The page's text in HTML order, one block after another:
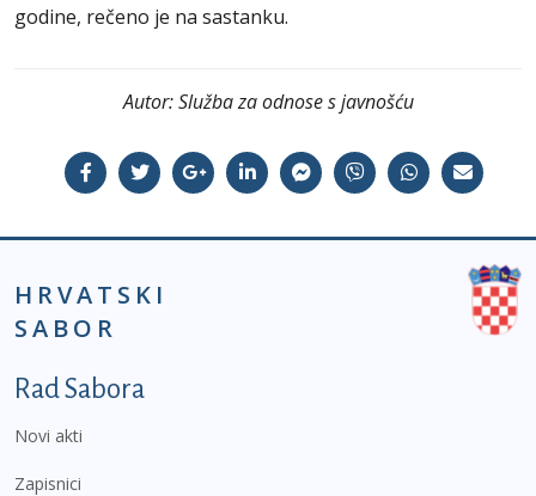
godine, rečeno je na sastanku.
Autor: Služba za odnose s javnošću
HRVATSKI
SABOR
Podnožje prvi izbornik
Rad Sabora
Novi akti
Zapisnici